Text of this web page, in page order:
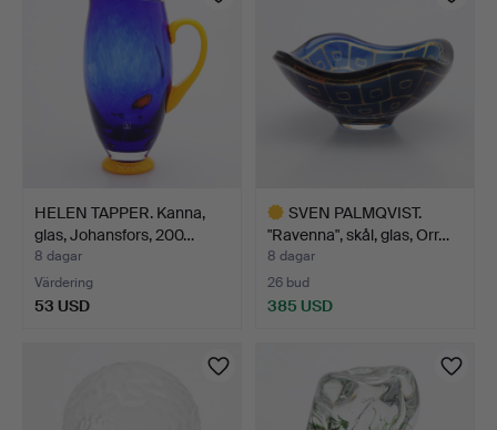
HELEN TAPPER. Kanna,
glas, Johansfors, 200…
8 dagar
Värdering
53 USD
SVEN PALMQVIST.
"Ravenna", skål, glas, Orr…
8 dagar
26 bud
385 USD